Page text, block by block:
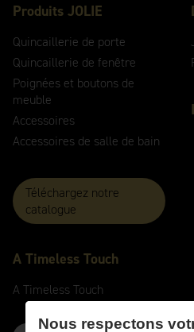
Produits JOLIE
Quincaillerie de porte
Quincaillerie de fenêtre
Poignées et boutons de
meuble
Accessoires
Accessoires de salle de bain
Téléchargez notre
catalogue
A Timeless Touch
A TimelessTouch
Nous respectons